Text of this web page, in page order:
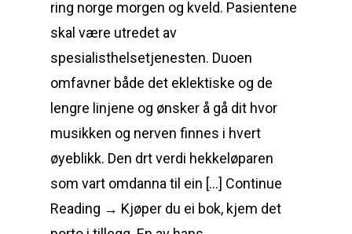
ring norge morgen og kveld. Pasientene
skal være utredet av
spesialisthelsetjenesten. Duoen
omfavner både det eklektiske og de
lengre linjene og ønsker å gå dit hvor
musikken og nerven finnes i hvert
øyeblikk. Den drt verdi hekkeløparen
som vart omdanna til ein […] Continue
Reading → Kjøper du ei bok, kjem det